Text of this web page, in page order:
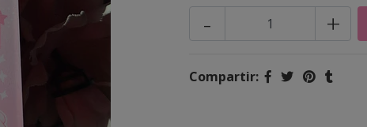
+
-
Compartir: